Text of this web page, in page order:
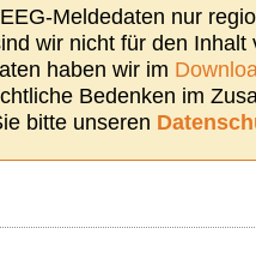
Meldedaten nur
wir nicht für den Inhalt
haben wir im
Bedenken im
bitte unseren